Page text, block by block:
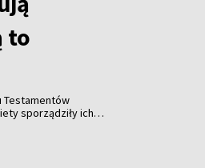
to
Testamentów
sporządziły ich